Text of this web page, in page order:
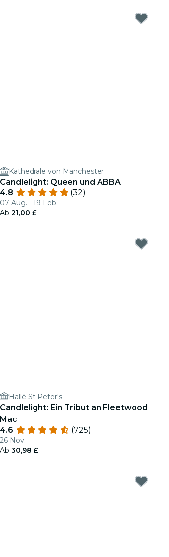
Kathedrale von Manchester
Candlelight: Queen und ABBA
4.8
(32)
07 Aug. - 19 Feb.
Ab 21,00 £
Hallé St Peter's
Candlelight: Ein Tribut an Fleetwood
Mac
4.6
(725)
26 Nov.
Ab 30,98 £